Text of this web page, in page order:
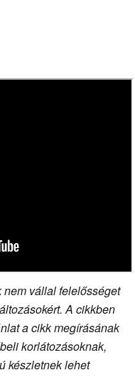
vállal felelősséget
A cikkben
a cikk megírásának
korlátozásoknak,
készletnek lehet